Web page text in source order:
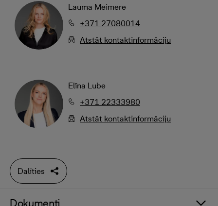
Lauma Meimere
+371 27080014
Atstāt kontaktinformāciju
Elīna Lube
+371 22333980
Atstāt kontaktinformāciju
Dalīties
Dokumenti